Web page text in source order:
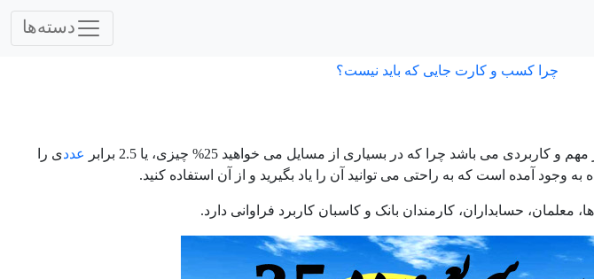
دسته‌ها
چرا کسب و کارت جایی که باید نیست؟
عددی را
وجود آمده است که به راحتی می توانید آن را یاد بگیرید و از آن استفاده کنید.
حسابداران، کارمندان بانک و کاسبان کاربرد فراوانی دارد.